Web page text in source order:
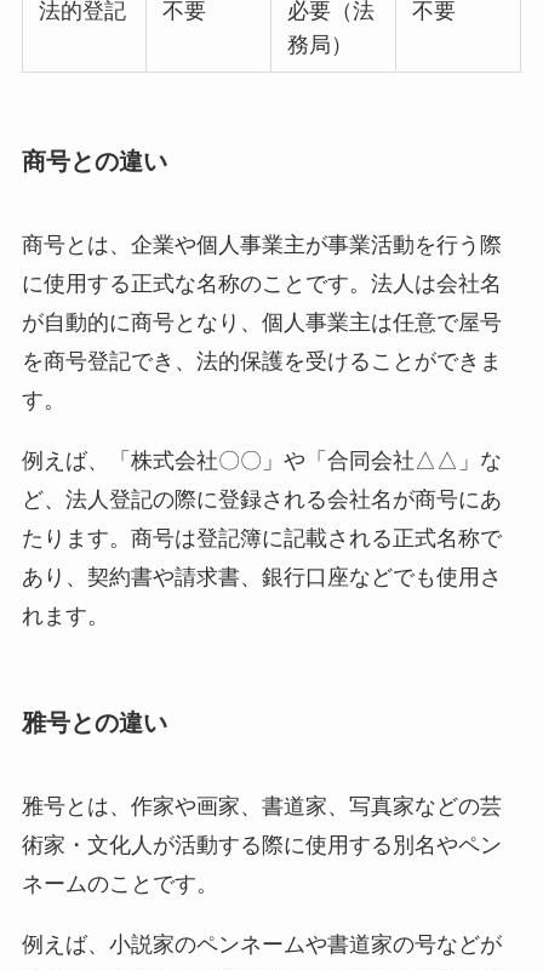
法的登記 不要
必要（法
務局）
不要
商号との違い
商号とは、企業や個人事業主が事業活動を行う際
に使用する正式な名称のことです。法人は会社名
が自動的に商号となり、個人事業主は任意で屋号
を商号登記でき、法的保護を受けることができま
す。
例えば、「株式会社〇〇」や「合同会社△△」な
ど、法人登記の際に登録される会社名が商号にあ
たります。商号は登記簿に記載される正式名称で
あり、契約書や請求書、銀行口座などでも使用さ
れます。
雅号との違い
雅号とは、作家や画家、書道家、写真家などの芸
術家・文化人が活動する際に使用する別名やペン
ネームのことです。
例えば、小説家のペンネームや書道家の号などが